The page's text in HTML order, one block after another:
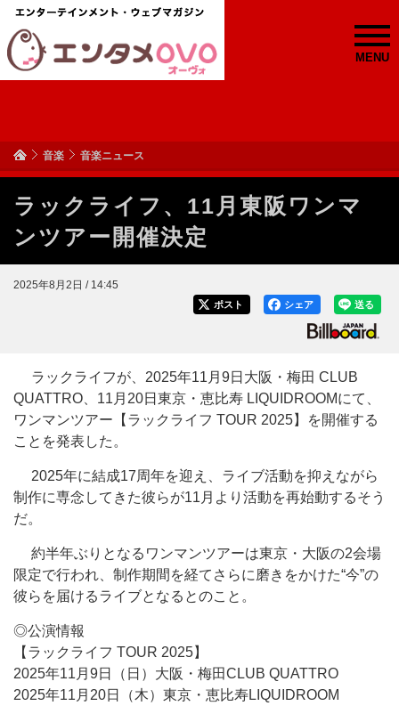
MENU
音楽 音楽ニュース
ラックライフ、11月東阪ワンマ
ンツアー開催決定
2025年8月2日 / 14:45
送る
シェア
ポスト
ラックライフが、2025年11月9日大阪・梅田 CLUB
QUATTRO、11月20日東京・恵比寿 LIQUIDROOMにて、
ワンマンツアー【ラックライフ TOUR 2025】を開催する
ことを発表した。
2025年に結成17周年を迎え、ライブ活動を抑えながら
制作に専念してきた彼らが11月より活動を再始動するそう
だ。
約半年ぶりとなるワンマンツアーは東京・大阪の2会場
限定で行われ、制作期間を経てさらに磨きをかけた“今”の
彼らを届けるライブとなるとのこと。
◎公演情報
【ラックライフ TOUR 2025】
2025年11月9日（日）大阪・梅田CLUB QUATTRO
2025年11月20日（木）東京・恵比寿LIQUIDROOM